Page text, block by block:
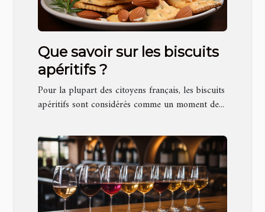
Que savoir sur les biscuits
apéritifs ?
Pour la plupart des citoyens français, les biscuits
apéritifs sont considérés comme un moment de...